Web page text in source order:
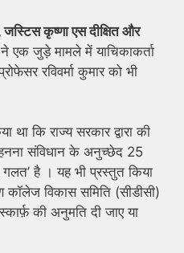
जस्टिस कृष्णा एस दीक्षित और
एक जुड़े मामले में याचिकाकर्ता
रविवर्मा कुमार को भी
था कि राज्य सरकार द्वारा की
संविधान के अनुच्छेद 25
से गलत’ है । यह भी प्रस्तुत किया
विकास समिति (सीडीसी)
की अनुमति दी जाए या